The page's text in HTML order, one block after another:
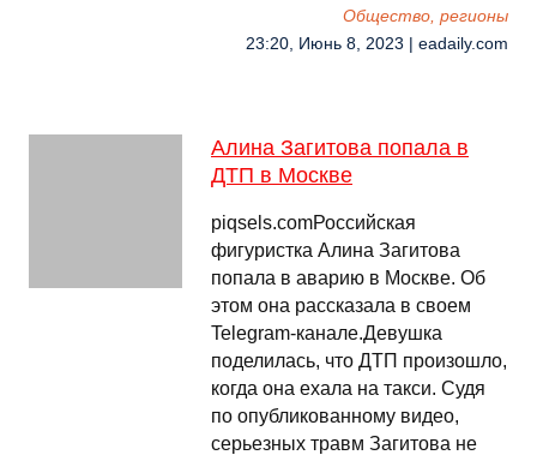
Общество, регионы
23:20, Июнь 8, 2023 | eadaily.com
Алина Загитова попала в
ДТП в Москве
piqsels.comРоссийская
фигуристка Алина Загитова
попала в аварию в Москве. Об
этом она рассказала в своем
Telegram-канале.Девушка
поделилась, что ДТП произошло,
когда она ехала на такси. Судя
по опубликованному видео,
серьезных травм Загитова не